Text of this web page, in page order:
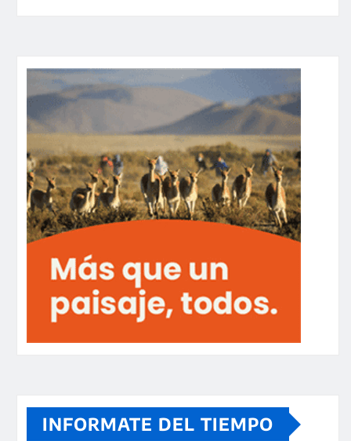
INFORMATE DEL TIEMPO